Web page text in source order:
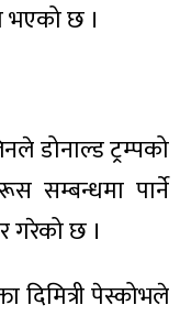
भएको छ ।
डोनाल्ड ट्रम्पको
सम्बन्धमा पार्ने
गरेको छ ।
दिमित्री पेस्कोभले